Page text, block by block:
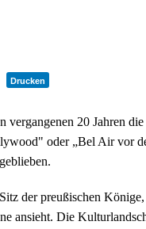
Drucken
20 Jahren
oder „Bel Air vor
der preußischen
ansieht. Die